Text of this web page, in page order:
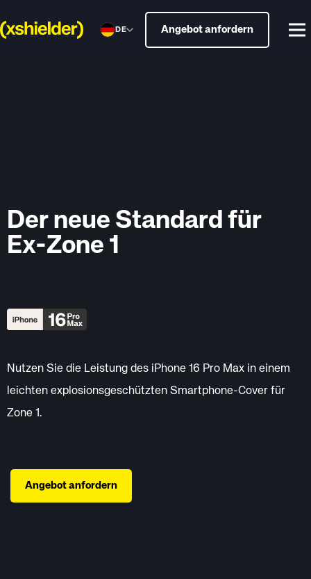
DE Angebot anfordern
Der neue Standard für
Ex-Zone 1
Nutzen Sie die Leistung des iPhone 16 Pro Max in einem
leichten explosionsgeschützten Smartphone-Cover für
Zone 1.
Angebot anfordern